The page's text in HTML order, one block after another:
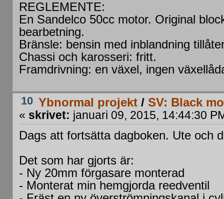
REGLEMENTE:
En Sandelco 50cc motor. Original
bearbetning.
Bränsle: bensin med inblandning
Chassi och karosseri: fritt.
Framdrivning: en växel, ingen
10 Ybnormal projekt /SV: Black
« skrivet: januari 09, 2015, 14:44:30
Dags att fortsätta dagboken. Ute och
Det som har gjorts är:
- Ny 20mm förgasare monterad
- Monterat min hemgjorda reedventil